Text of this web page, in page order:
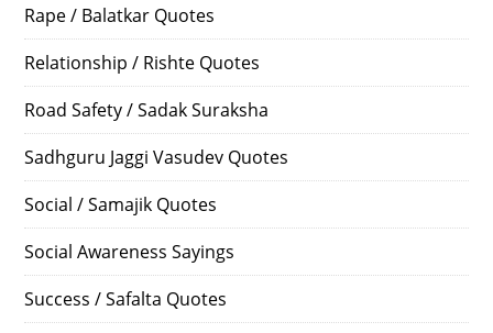
Rape / Balatkar Quotes
Relationship / Rishte Quotes
Road Safety / Sadak Suraksha
Sadhguru Jaggi Vasudev Quotes
Social / Samajik Quotes
Social Awareness Sayings
Success / Safalta Quotes